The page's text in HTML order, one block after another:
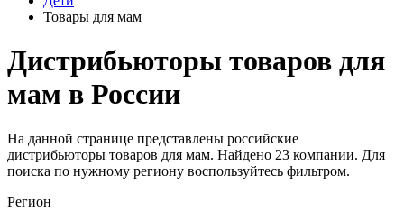
Товары для мам
Дистрибьюторы товаров для
мам в России
На данной странице представлены российские
дистрибьюторы товаров для мам. Найдено 23 компании. Для
поиска по нужному региону воспользуйтесь фильтром.
Регион